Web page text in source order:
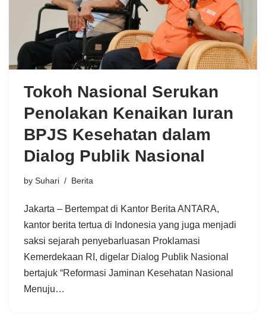
Tokoh Nasional Serukan
Penolakan Kenaikan Iuran
BPJS Kesehatan dalam
Dialog Publik Nasional
by Suhari Berita
Jakarta – Bertempat di Kantor Berita ANTARA,
kantor berita tertua di Indonesia yang juga menjadi
saksi sejarah penyebarluasan Proklamasi
Kemerdekaan RI, digelar Dialog Publik Nasional
bertajuk “Reformasi Jaminan Kesehatan Nasional
Menuju…